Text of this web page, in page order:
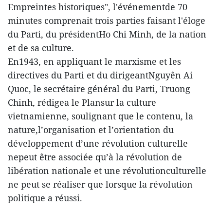
Empreintes historiques", l'événementde 70
minutes comprenait trois parties faisant l'éloge
du Parti, du présidentHo Chi Minh, de la nation
et de sa culture.
En1943, en appliquant le marxisme et les
directives du Parti et du dirigeantNguyên Ai
Quoc, le secrétaire général du Parti, Truong
Chinh, rédigea le Plansur la culture
vietnamienne, soulignant que le contenu, la
nature,l’organisation et l’orientation du
développement d’une révolution culturelle
nepeut être associée qu’à la révolution de
libération nationale et une révolutionculturelle
ne peut se réaliser que lorsque la révolution
politique a réussi.